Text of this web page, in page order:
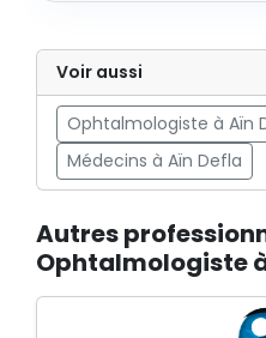
Voir aussi
Ophtalmologiste à Aïn
Médecins à Aïn Defla
Autres
Ophtalmologiste